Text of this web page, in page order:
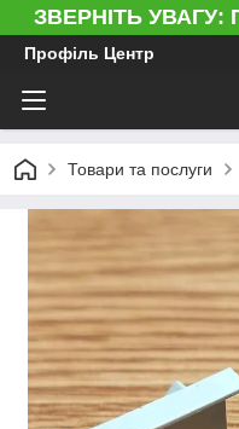
ЗВЕРНІТЬ
Профіль Центр
Товари та послуги